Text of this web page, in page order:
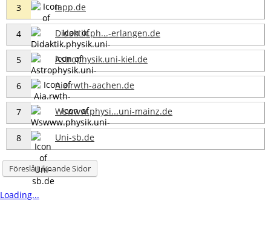
3 Iapp.de
4 Didaktik.ph...-erlangen.de
5 Astrophysik.uni-kiel.de
6 Aia.rwth-aachen.de
7 Wswww.physi...uni-mainz.de
8 Uni-sb.de
Föreslå Liknande Sidor
Loading...